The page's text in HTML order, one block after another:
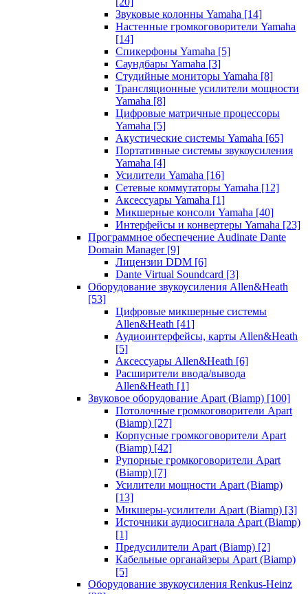
Звуковые колонны Yamaha [14]
Настенные громкоговорители Yamaha
[14]
Спикерфоны Yamaha [5]
Саундбары Yamaha [3]
Студийные мониторы Yamaha [8]
Трансляционные усилители мощности
Yamaha [8]
Цифровые матричные процессоры
Yamaha [5]
Акустические системы Yamaha [65]
Портативные системы звукоусиления
Yamaha [4]
Усилители Yamaha [16]
Сетевые коммутаторы Yamaha [12]
Аксессуары Yamaha [1]
Микшерные консоли Yamaha [40]
Интерфейсы и конвертеры Yamaha [23]
Программное обеспечение Audinate Dante
Domain Manager [9]
Лицензии DDM [6]
Dante Virtual Soundcard [3]
Оборудование звукоусиления Allen&Heath
[53]
Цифровые микшерные системы
Allen&Heath [41]
Аудиоинтерфейсы, карты Allen&Heath
[5]
Аксессуары Allen&Heath [6]
Расширители ввода/вывода
Allen&Heath [1]
Звуковое оборудование Apart (Biamp) [100]
Потолочные громкоговорители Apart
(Biamp) [27]
Корпусные громкоговорители Apart
(Biamp) [42]
Рупорные громкоговорители Apart
(Biamp) [7]
Усилители мощности Apart (Biamp)
[13]
Микшеры-усилители Apart (Biamp) [3]
Источники аудиосигнала Apart (Biamp)
[1]
Предусилители Apart (Biamp) [2]
Кабельные органайзеры Apart (Biamp)
[5]
Оборудование звукоусиления Renkus-Heinz